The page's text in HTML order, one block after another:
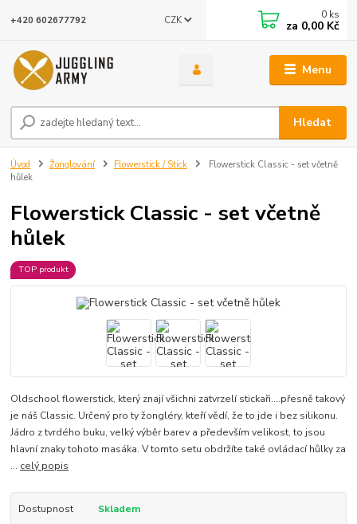
Menu
CZK
Hledat
+420 602677792 0 ks
za 0,00 Kč
Úvod Žonglování Flowerstick / Stick
Flowerstick Classic - set včetně
hůlek
Flowerstick Classic - set včetně
hůlek
TOP produkt
Oldschool flowerstick, který znají všichni zatvrzelí stickaři....přesně takový
je náš Classic. Určený pro ty žongléry, kteří vědí, že to jde i bez silikonu.
Jádro z tvrdého buku, velký výběr barev a především velikost, to jsou
hlavní znaky tohoto masáka. V tomto setu obdržíte také ovládací hůlky za
... celý popis
Dostupnost
Skladem